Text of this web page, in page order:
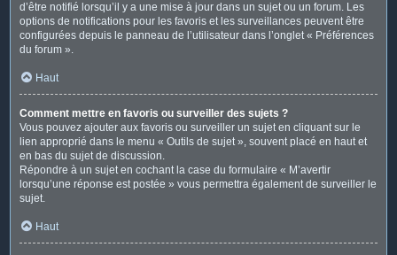
d’être notifié lorsqu’il y a une mise à jour dans un sujet ou un forum. Les
options de notifications pour les favoris et les surveillances peuvent être
configurées depuis le panneau de l’utilisateur dans l’onglet « Préférences
du forum ».
Haut
Comment mettre en favoris ou surveiller des sujets ?
Vous pouvez ajouter aux favoris ou surveiller un sujet en cliquant sur le
lien approprié dans le menu « Outils de sujet », souvent placé en haut et
en bas du sujet de discussion.
Répondre à un sujet en cochant la case du formulaire « M’avertir
lorsqu’une réponse est postée » vous permettra également de surveiller le
sujet.
Haut